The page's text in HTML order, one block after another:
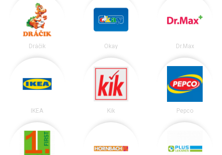
Dráčik Okay Dr.Max
IKEA Kik Pepco